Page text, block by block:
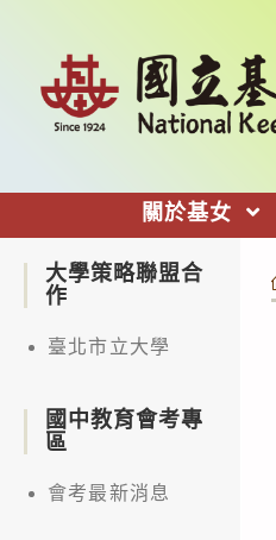
關於基女
大學策略聯盟合
作
臺北市立大學
國中教育會考專
區
會考最新消息